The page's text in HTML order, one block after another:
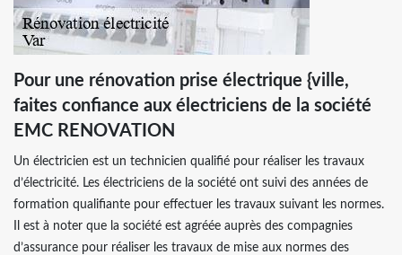
Pour une rénovation prise électrique {ville,
faites confiance aux électriciens de la société
EMC RENOVATION
Un électricien est un technicien qualifié pour réaliser les travaux
d’électricité. Les électriciens de la société ont suivi des années de
formation qualifiante pour effectuer les travaux suivant les normes.
Il est à noter que la société est agréée auprès des compagnies
d’assurance pour réaliser les travaux de mise aux normes des